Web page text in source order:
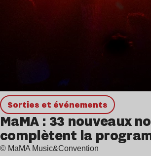
Sorties et événements
MaMA : 33 nouveaux
complètent la
© MaMA Music&Convention